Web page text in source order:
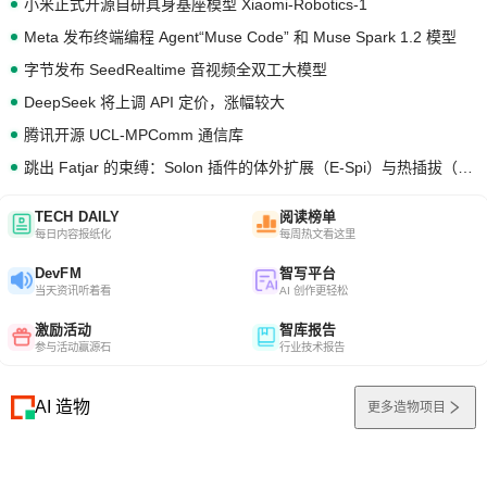
小米正式开源自研具身基座模型 Xiaomi-Robotics-1
Meta 发布终端编程 Agent“Muse Code” 和 Muse Spark 1.2 模型
字节发布 SeedRealtime 音视频全双工大模型
DeepSeek 将上调 API 定价，涨幅较大
腾讯开源 UCL-MPComm 通信库
TECH DAILY
每日内容报纸化
阅读榜单
每周热文看这里
DevFM
当天资讯听着看
智写平台
AI 创作更轻松
激励活动
参与活动赢源石
智库报告
行业技术报告
AI 造物 更多造物项目